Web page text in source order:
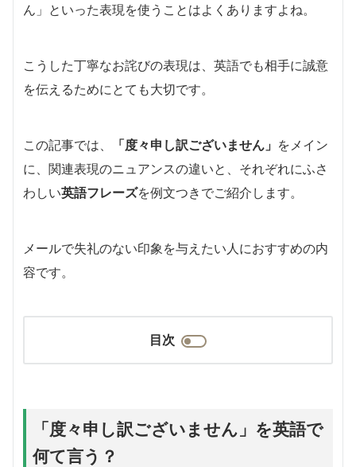
ん」といった表現を使うことはよくありますよね。
こうした丁寧なお詫びの表現は、英語でも相手に誠意
を伝えるためにとても大切です。
この記事では、 「度々申し訳ございません」 をメイン
に、関連表現のニュアンスの違いと、それぞれにふさ
わしい英語フレーズを例文つきでご紹介します。
メールで失礼のない印象を与えたい人におすすめの内
容です。
目次
「度々申し訳ございません」を英語で
何て言う？